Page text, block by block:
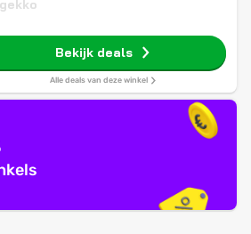
Bekijk deals
Alle deals van deze winkel